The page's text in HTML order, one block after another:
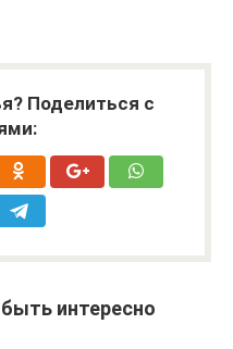
Поделиться с
интересно